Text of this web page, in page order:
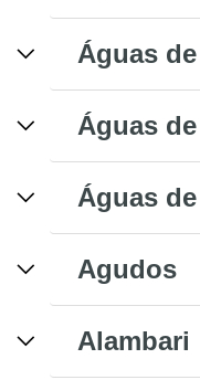
Águas
Águas
Águas
Agudos
Alambari